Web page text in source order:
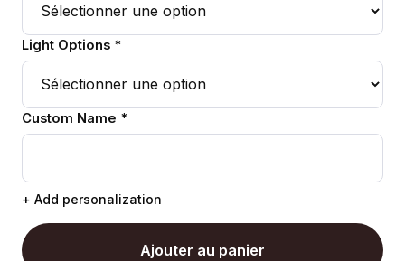
Light Options *
Custom Name *
+ Add personalization
Ajouter au panier